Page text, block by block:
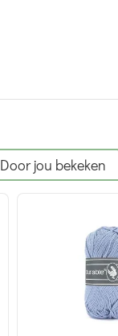
Door jou bekeken